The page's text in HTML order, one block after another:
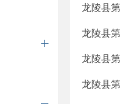
龙陵县
龙陵县
龙陵县
龙陵县